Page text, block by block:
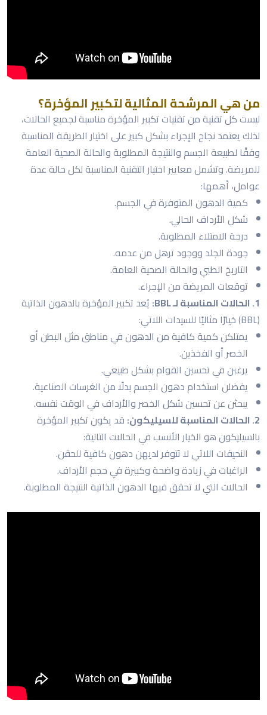
من هي المرشحة المثالية لتكبير المؤخرة؟
ليست كل تقنية من تقنيات تكبير المؤخرة مناسبة لجميع الحالات،
لذلك يعتمد نجاح الإجراء بشكل كبير على اختيار الطريقة المناسبة
وفقًا لطبيعة الجسم والنتيجة المطلوبة والحالة الصحية العامة
للمريضة. وتشمل معايير اختيار التقنية المناسبة لكل حالة عدة
عوامل، أهمها:
كمية الدهون المتوفرة في الجسم.
شكل الأرداف الحالي.
درجة الامتلاء المطلوبة.
جودة الجلد ووجود ترهل من عدمه.
التاريخ الطبي والحالة الصحية العامة.
توقعات المريضة من الإجراء.
1. الحالات المناسبة لـ BBL:
يُعد تكبير المؤخرة بالدهون الذاتية
(BBL) خيارًا مثاليًا للسيدات اللاتي:
يمتلكن كمية كافية من الدهون في مناطق مثل البطن أو
الخصر أو الفخذين.
يرغبن في تحسين القوام بشكل طبيعي.
يفضلن استخدام دهون الجسم بدلًا من الغرسات الصناعية.
يبحثن عن تحسين شكل الخصر والأرداف في الوقت نفسه.
2. الحالات المناسبة للسيليكون:
قد يكون تكبير المؤخرة
بالسيليكون هو الخيار الأنسب في الحالات التالية:
النحيفات اللاتي لا تتوفر لديهن دهون كافية للحقن.
الراغبات في زيادة واضحة وكبيرة في حجم الأرداف.
الحالات التي لا تحقق فيها الدهون الذاتية النتيجة المطلوبة.